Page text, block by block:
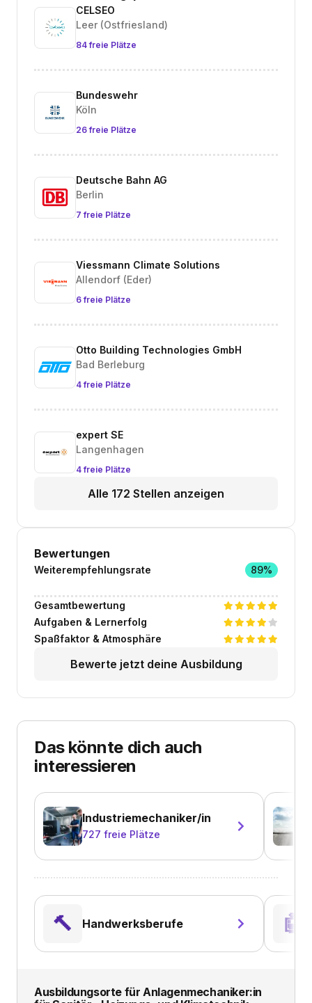
CELSEO
Leer (Ostfriesland)
84 freie Plätze
Bundeswehr
Köln
26 freie Plätze
Deutsche Bahn AG
Berlin
7 freie Plätze
Viessmann Climate Solutions
Allendorf (Eder)
6 freie Plätze
Otto Building Technologies GmbH
Bad Berleburg
4 freie Plätze
expert SE
Langenhagen
4 freie Plätze
Alle 172 Stellen anzeigen
Bewertungen
Weiterempfehlungsrate 89%
Gesamtbewertung
Aufgaben & Lernerfolg
Spaßfaktor & Atmosphäre
Bewerte jetzt deine Ausbildung
Das könnte dich auch
interessieren
Industriemechaniker/in
727 freie Plätze
🔨 Handwerksberufe 🤖
Ausbildungsorte fürAnlagenmechaniker:in